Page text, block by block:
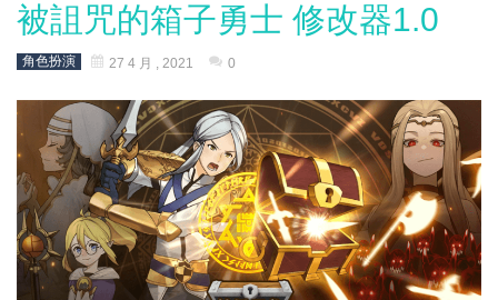
被詛咒的箱子勇士 修改器1.0
角色扮演 27 4 月 , 2021 0